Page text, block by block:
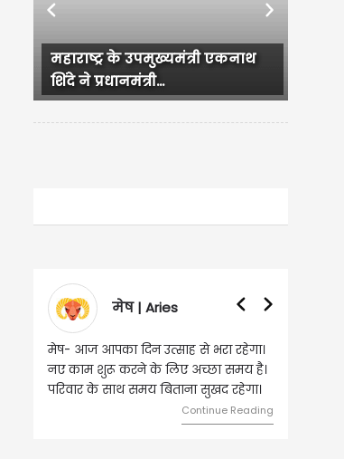
महाराष्ट्र के उपमुख्यमंत्री एकनाथ
शिंदे ने प्रधानमंत्री...
Previous Next
मेष | Aries
मेष- आज आपका दिन उत्साह से भरा रहेगा।
नए काम शुरू करने के लिए अच्छा समय है।
परिवार के साथ समय बिताना सुखद रहेगा।
Continue Reading